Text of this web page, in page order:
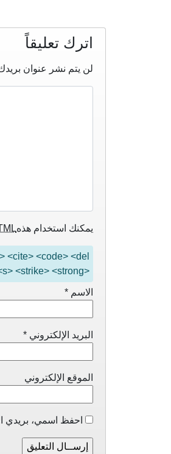
اترك تعليقاً
لن يتم نشر عنوان
يمكنك استخدام هذه
<cite> <code> <del
<strike> <strong>
الاسم *
البريد الإلكتروني *
الموقع الإلكتروني
احفظ اسمي، بريدي